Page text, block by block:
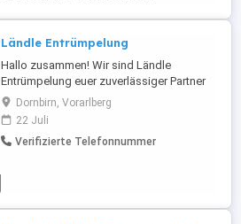
Tschechisch Slowakisch Portugiesisch
Englisch Französisch Spanisch Polnisch
Rumänisch Albanisch
Bosnisch/Serbisch/Kroatisch
Russisch/Ukrainisch Ungarisch Alle ...
Ländle Entrümpelung
Hallo zusammen! Wir sind Ländle
Entrümpelung euer zuverlässiger Partner
für Entrümpelung & Räumung in
Vorarlberg! Unsere Leistungen:
Haushaltsauflösung Kleinmengen Service
Gewerberäumung Entkernung
Dornbirn, Vorarlberg
22 Juli
Verifizierte Telefonnummer